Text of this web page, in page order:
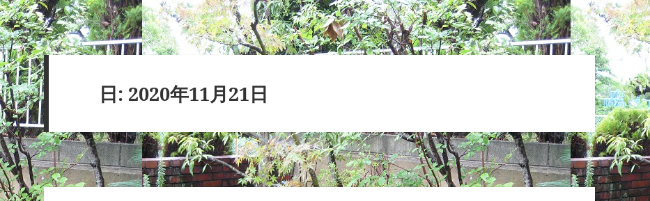
日: 2020年11月21日